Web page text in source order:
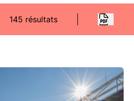
145 résultats
LIEUX DE SÉMINAIRES ET RÉUNIONS